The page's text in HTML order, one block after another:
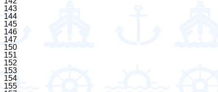
143
144
145
146
147
150
151
152
153
154
155